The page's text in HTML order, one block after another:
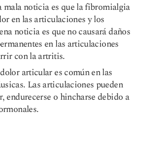
mala noticia es que la fibromialgia
en las articulaciones y los
noticia es que no causará daños
en las articulaciones
con la artritis.
articular es común en las
Las articulaciones pueden
endurecerse o hincharse debido a